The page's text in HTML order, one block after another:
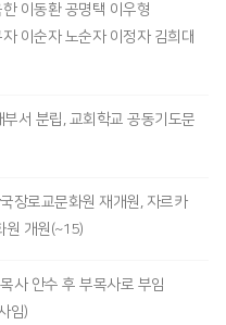
이동환 공명택 이우형
이순자 노순자 이정자 김희대
서 분립, 교회학교 공동기도문
장로교문화원 재개원, 자르카
원 개원(~15)
사 안수 후 부목사로 부임
임)